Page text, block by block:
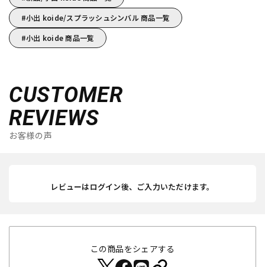
小出 koide/スプラッシュシンバル 商品一覧
小出 koide 商品一覧
CUSTOMER
REVIEWS
お客様の声
レビューはログイン後、ご入力いただけます。
この商品をシェアする